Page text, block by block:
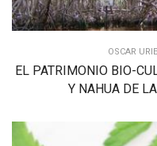
OSCAR
EL PATRIMONIO BIO-
Y NAHUA DE